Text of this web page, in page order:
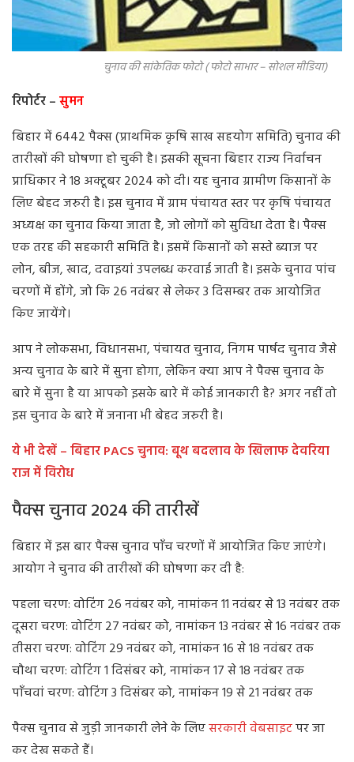
चुनाव की सांकेतिक फोटो ( फोटो साभार – सोशल मीडिया)
रिपोर्टर –सुमन
बिहार में 6442 पैक्स (प्राथमिक कृषि साख सहयोग समिति) चुनाव की
तारीखों की घोषणा हो चुकी है। इसकी सूचना बिहार राज्य निर्वाचन
प्राधिकार ने 18 अक्टूबर 2024 को दी। यह चुनाव ग्रामीण किसानों के
लिए बेहद जरुरी है। इस चुनाव में ग्राम पंचायत स्तर पर कृषि पंचायत
अध्यक्ष का चुनाव किया जाता है, जो लोगों को सुविधा देता है। पैक्स
एक तरह की सहकारी समिति है। इसमें किसानों को सस्ते ब्याज पर
लोन, बीज, खाद, दवाइयां उपलब्ध करवाई जाती है। इसके चुनाव पांच
चरणों में होंगे, जो कि 26 नवंबर से लेकर 3 दिसम्बर तक आयोजित
किए जायेंगे।
आप ने लोकसभा, विधानसभा, पंचायत चुनाव, निगम पार्षद चुनाव जैसे
अन्य चुनाव के बारे में सुना होगा, लेकिन क्या आप ने पैक्स चुनाव के
बारे में सुना है या आपको इसके बारे में कोई जानकारी है? अगर नहीं तो
इस चुनाव के बारे में जनाना भी बेहद जरुरी है।
ये भी देखें – बिहार PACS चुनाव: बूथ बदलाव के खिलाफ देवरिया
राज में विरोध
पैक्स चुनाव 2024 की तारीखें
बिहार में इस बार पैक्स चुनाव पाँच चरणों में आयोजित किए जाएंगे।
आयोग ने चुनाव की तारीखों की घोषणा कर दी है:
पहला चरण: वोटिंग 26 नवंबर को, नामांकन 11 नवंबर से 13 नवंबर तक
दूसरा चरण: वोटिंग 27 नवंबर को, नामांकन 13 नवंबर से 16 नवंबर तक
तीसरा चरण: वोटिंग 29 नवंबर को, नामांकन 16 से 18 नवंबर तक
चौथा चरण: वोटिंग 1 दिसंबर को, नामांकन 17 से 18 नवंबर तक
पाँचवां चरण: वोटिंग 3 दिसंबर को, नामांकन 19 से 21 नवंबर तक
पैक्स चुनाव से जुड़ी जानकारी लेने के लिएसरकारी वेबसाइटपर जा
कर देख सकते हैं।